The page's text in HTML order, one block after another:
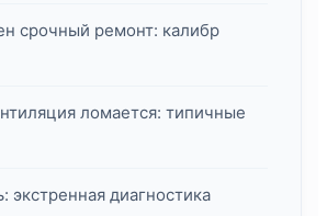
срочный ремонт: калибр
ломается: типичные
экстренная диагностика